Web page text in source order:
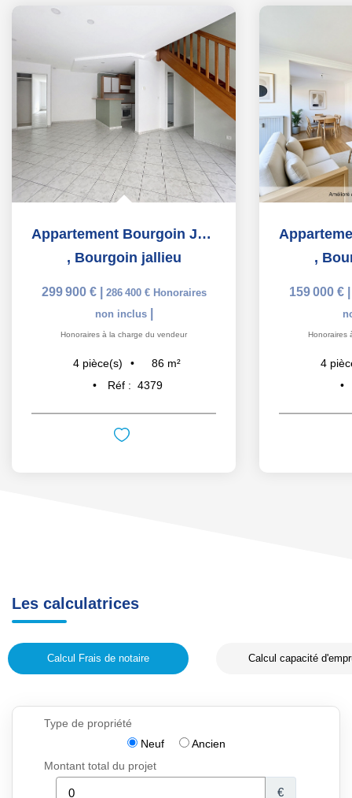
Appartement Bourgoin Jallieu 4 pièces de 86.45 m2
, Bourgoin jallieu
299 900 € 286 400 € Honoraires
non inclus
Honoraires à la charge du vendeur
4 pièce(s) 86 m²
Réf : 4379
,
159 000 €
Honoraires
4
Les calculatrices
Calcul Frais de notaire Calcul capacité